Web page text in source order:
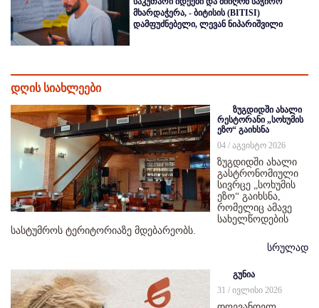
მხარდაჭერა, - ბიტისის (BITISI)
დამფუძნებელი, ლევან ნიპარიშვილი
დღის სიახლეები
ზუგდიდში ახალი
რესტორანი „სოხუმის
ეზო“ გაიხსნა
04 / აგვისტო 2026
ზუგდიდში ახალი
გასტრონომიული
სივრცე „სოხუმის
ეზო“ გაიხსნა,
რომელიც ამავე
სახელწოდების
სასტუმროს ტერიტორიაზე მდებარეობს.
სრულად
გუნია
31 / ივლისი 2026